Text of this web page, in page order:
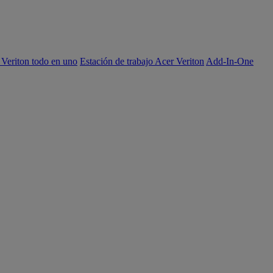
todo en uno Estación de trabajo Acer Veriton Add-In-One